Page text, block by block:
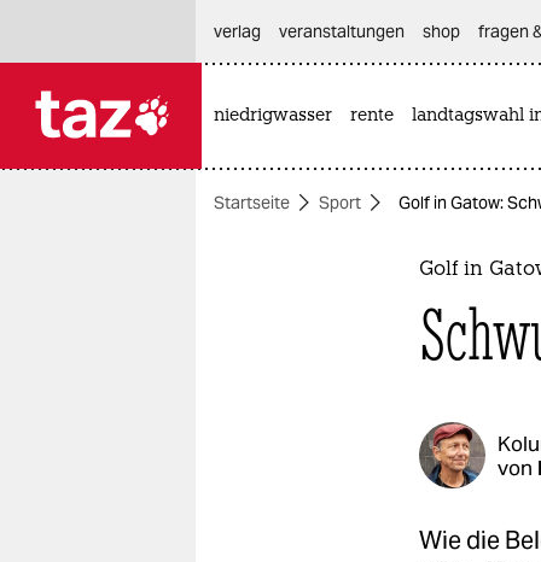
themen
verlag
veranstaltungen shop fragen
niedrigwasser rente landtagswahl
Startseite Sport Golf in Gatow:
Golf in
von
Wie die